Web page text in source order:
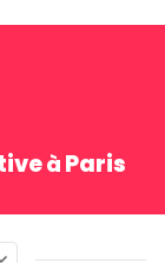
à Paris